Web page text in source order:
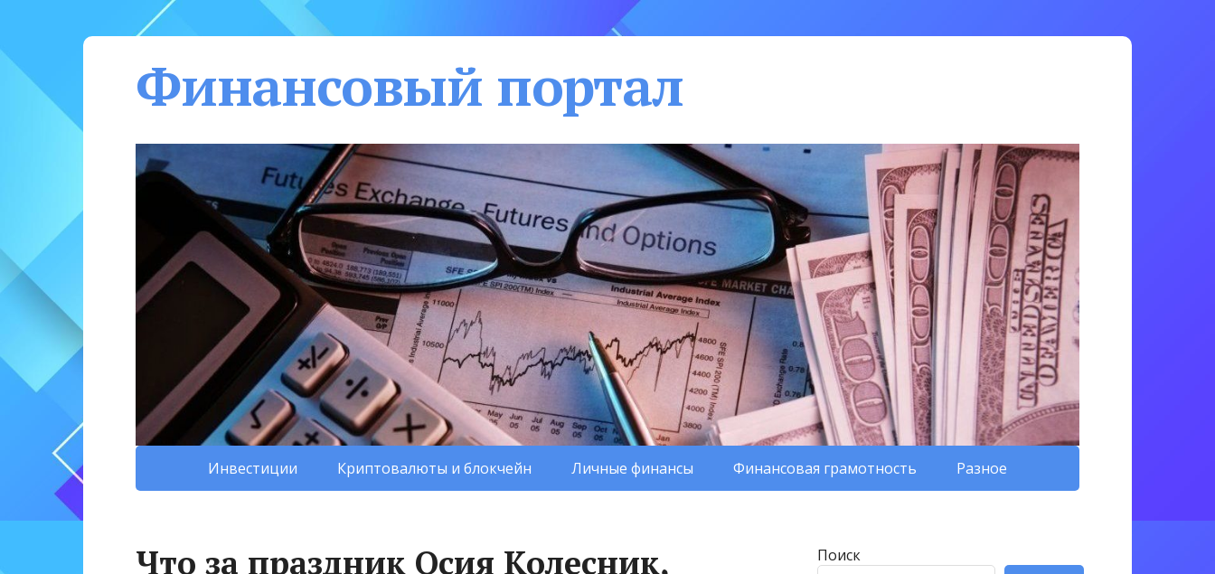
Финансовый портал
Инвестиции Криптовалюты и блокчейн Личные финансы Финансовая грамотность Разное
Что за праздник Осия Колесник,
Поиск